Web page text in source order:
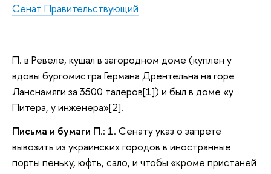
Сенат Правительствующий
П. в Ревеле, кушал в загородном доме (куплен у
вдовы бургомистра Германа Дрентельна на горе
Ланснамяги за 3500 талеров[1]) и был в доме «у
Питера, у инженера»[2].
Письма и бумаги П.: 1. Сенату указ о запрете
вывозить из украинских городов в иностранные
порты пеньку, юфть, сало, и чтобы «кроме пристаней